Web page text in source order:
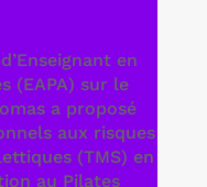
en
(EAPA) sur le
a proposé
aux risques
(TMS) en
au Pilates